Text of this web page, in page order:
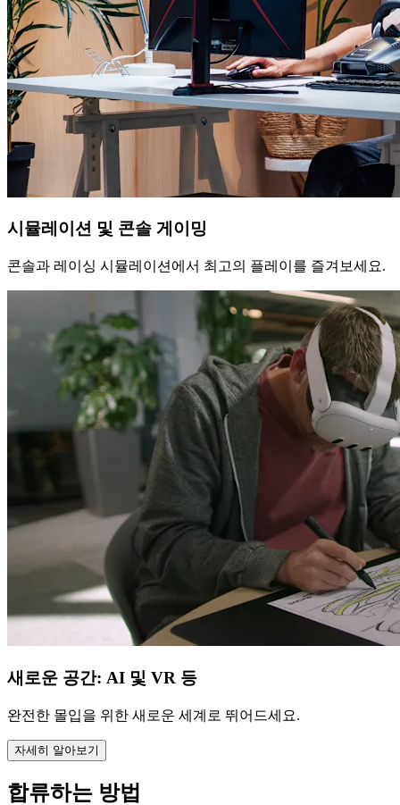
시뮬레이션 및 콘솔 게이밍
콘솔과 레이싱 시뮬레이션에서 최고의 플레이를 즐겨보세요.
새로운 공간: AI 및 VR 등
완전한 몰입을 위한 새로운 세계로 뛰어드세요.
자세히 알아보기
합류하는 방법